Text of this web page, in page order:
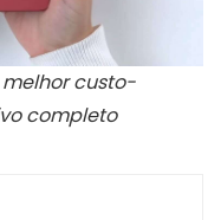
melhor custo-
completo